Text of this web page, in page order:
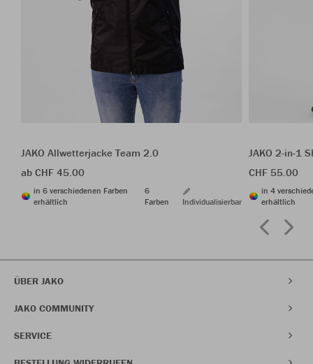
JAKO Allwetterjacke Team 2.0
ab CHF 45.00
in 6 verschiedenen Farben
erhältlich
6
Farben
Individualisierbar
JAKO 2-in-1
CHF 55.00
in 4
erhältlich
ÜBER JAKO
JAKO COMMUNITY
SERVICE